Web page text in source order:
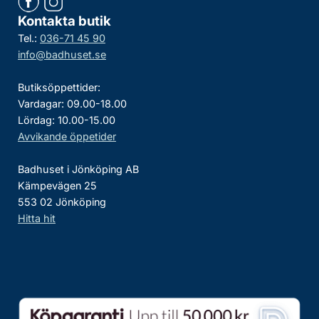
Kontakta butik
Tel.: 036-71 45 90
info@badhuset.se
Butiksöppettider:
Vardagar: 09.00-18.00
Lördag: 10.00-15.00
Avvikande öppetider
Badhuset i Jönköping AB
Kämpevägen 25
553 02 Jönköping
Hitta hit